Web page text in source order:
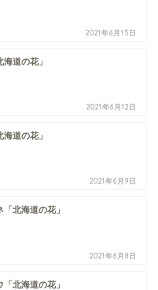
2021年6月15日
道の花」
2021年6月12日
海道の花」
2021年6月9日
北海道の花」
2021年6月8日
北海道の花」